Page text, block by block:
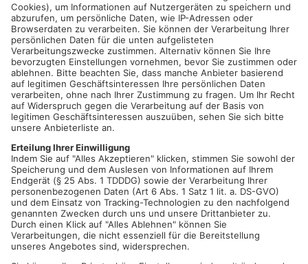
GOLDBACH. Zu einem Überfall auf eine Gärtnerei ist es am
Samstagabend gekommen. Ein maskierter Täter bedrohte zwei
Angestellte und forderte die Herausgabe der Tageseinnahmen.
Trotz einer schnellen Alarmierung der Polizei gelang dem
Unbekannten mit seiner Beute die Flucht. Die Kriminalpolizei
Aschaffenburg übernahm noch in der Nacht die weiteren
Zeugenhinweise. Dem gegenwärtigen Ermittlungsstand nach
hatte der mit einer Sturmhaube maskierte Täter den
Mitarbeiterinnen am Hinterausgang der Gärtnerei in der Straße
„An der Lache“ aufgelauert, als sie gegen 19:30 Uhr das
Geschäft verlassen wollten. Er bedrohte die Frauen mit einem
Schlagwerkzeug und forderte die Herausgabe der
Tageseinnahmen. Die Angestellten gingen mit dem
Unbekannten zurück in die Gärtnerei und übergaben das
geforderte Geld.